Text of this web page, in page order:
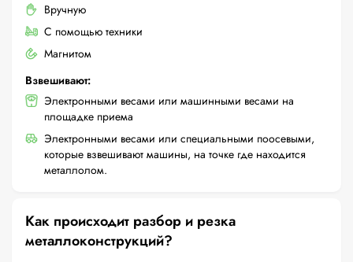
Вручную
С помощью техники
Магнитом
Взвешивают:
Электронными весами или машинными весами на
площадке приема
Электронными весами или специальными поосевыми,
которые взвешивают машины, на точке где находится
металлолом.
Как происходит разбор и резка
металлоконструкций?